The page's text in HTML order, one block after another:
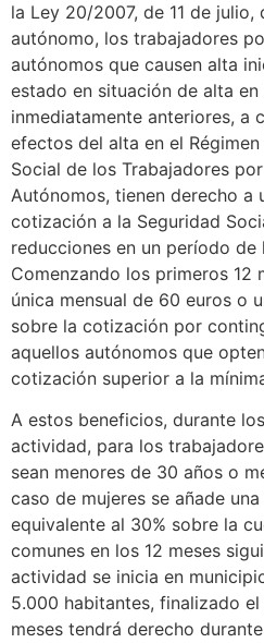
la Ley 20/2007, de 11 de
autónomo, los trabajadores
autónomos que causen alta
estado en situación de alta
inmediatamente anteriores, a
efectos del alta en el
Social de los Trabajadores
Autónomos, tienen derecho a
cotización a la Seguridad
reducciones en un período de
Comenzando los primeros 12
única mensual de 60 euros o
sobre la cotización por
aquellos autónomos que
cotización superior a la
A estos beneficios, durante
actividad, para los
sean menores de 30 años o
caso de mujeres se añade
equivalente al 30% sobre la
comunes en los 12 meses
actividad se inicia en
5.000 habitantes, finalizado
meses tendrá derecho